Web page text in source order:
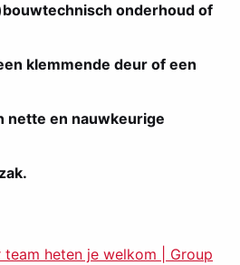
onderhoud of
klemmende deur of een
nette en nauwkeurige
team heten je welkom | Group